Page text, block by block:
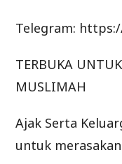
Telegram:
TERBUKA
MUSLIMAH
Ajak Serta
untuk